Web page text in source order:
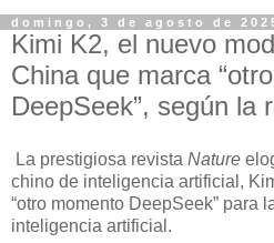
domingo, 3 de agosto de
Kimi K2, el nuevo
China que marca
DeepSeek”, según la
La prestigiosa revista Nature
chino de inteligencia artificial,
“otro momento DeepSeek” para
inteligencia artificial.